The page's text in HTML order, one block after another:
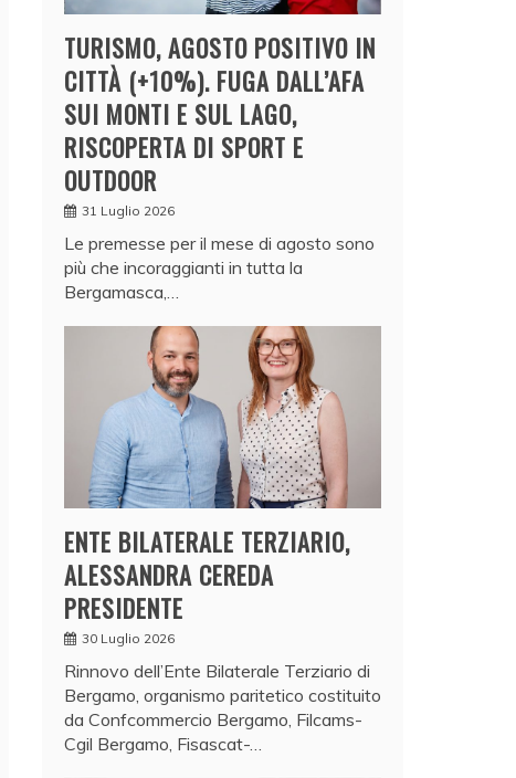
TURISMO, AGOSTO POSITIVO IN
CITTÀ (+10%). FUGA DALL’AFA
SUI MONTI E SUL LAGO,
RISCOPERTA DI SPORT E
OUTDOOR
31 Luglio 2026
Le premesse per il mese di agosto sono
più che incoraggianti in tutta la
Bergamasca,…
ENTE BILATERALE TERZIARIO,
ALESSANDRA CEREDA
PRESIDENTE
30 Luglio 2026
Rinnovo dell’Ente Bilaterale Terziario di
Bergamo, organismo paritetico costituito
da Confcommercio Bergamo, Filcams-
Cgil Bergamo, Fisascat-…